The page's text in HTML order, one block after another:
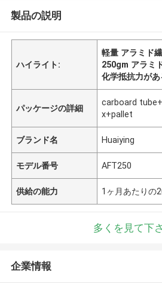
製品の説明
ハイライト:
軽量 アラミド
250gm アラミ
化学抵抗力が
パッケージの詳細
carboard
x+pallet
ブランド名 Huaiying
モデル番号 AFT250
供給の能力 1ヶ月あたりの
多くを見て下
企業情報